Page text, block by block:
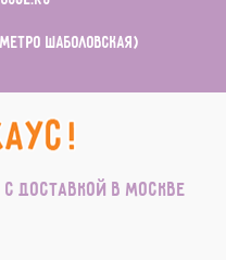
Шаболовская)
доставкой в Москве